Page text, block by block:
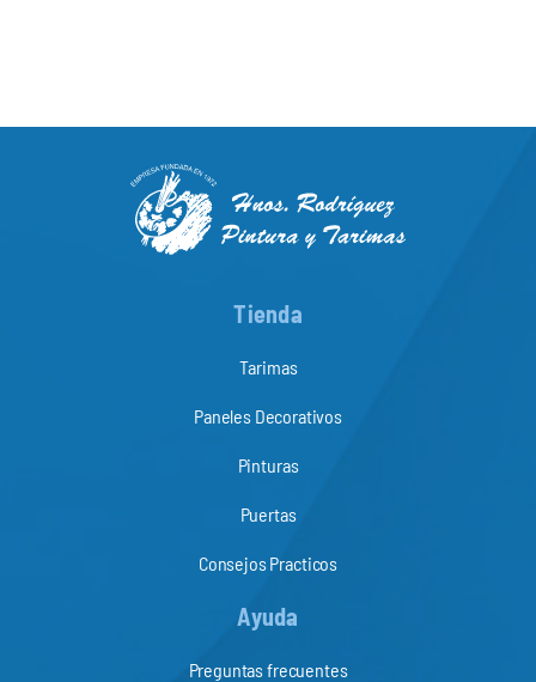
Tienda
Tarimas
Paneles Decorativos
Pinturas
Puertas
Consejos Practicos
Ayuda
Preguntas frecuentes